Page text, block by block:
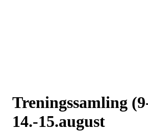
Treningssamling
14.-15.august